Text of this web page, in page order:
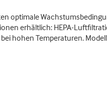
optimale
erhältlich: HEPA-
hohen Temperaturen.